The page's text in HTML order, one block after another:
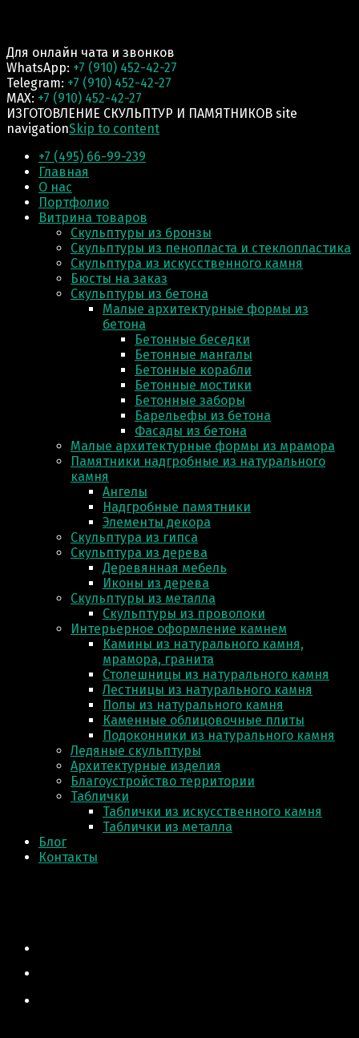
Для онлайн чата и звонков
WhatsApp: +7 (910) 452-42-27
Telegram: +7 (910) 452-42-27
MAX: +7 (910) 452-42-27
ИЗГОТОВЛЕНИЕ СКУЛЬПТУР И ПАМЯТНИКОВ site
navigationSkip to content
+7 (495) 66-99-239
Главная
О нас
Портфолио
Витрина товаров
Скульптуры из бронзы
Скульптуры из пенопласта и стеклопластика
Скульптура из искусственного камня
Бюсты на заказ
Скульптуры из бетона
Малые архитектурные формы из
бетона
Бетонные беседки
Бетонные мангалы
Бетонные корабли
Бетонные мостики
Бетонные заборы
Барельефы из бетона
Фасады из бетона
Малые архитектурные формы из мрамора
Памятники надгробные из натурального
камня
Ангелы
Надгробные памятники
Элементы декора
Скульптура из гипса
Скульптура из деревa
Деревянная мебель
Иконы из дерева
Скульптуры из металла
Скульптуры из проволоки
Интерьерное оформление камнем
Камины из натурального камня,
мрамора, гранита
Столешницы из натурального камня
Лестницы из натурального камня
Полы из натурального камня
Каменные облицовочные плиты
Подоконники из натурального камня
Ледяные скульптуры
Архитектурные изделия
Благоустройство территории
Таблички
Таблички из искусственного камня
Таблички из металла
Блог
Контакты